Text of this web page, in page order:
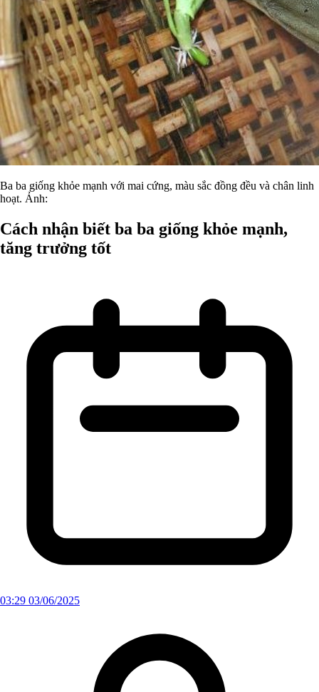
Ba ba giống khỏe mạnh với mai cứng, màu sắc đồng đều và chân linh
hoạt. Ảnh:
Cách nhận biết ba ba giống khỏe mạnh,
tăng trưởng tốt
03:29 03/06/2025